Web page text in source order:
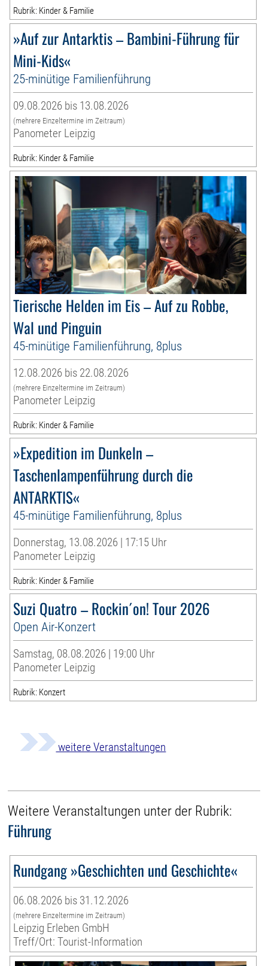
Rubrik: Kinder & Familie
»Auf zur Antarktis – Bambini-Führung für
Mini-Kids«
25-minütige Familienführung
09.08.2026 bis 13.08.2026
(mehrere Einzeltermine im Zeitraum)
Panometer Leipzig
Rubrik: Kinder & Familie
Tierische Helden im Eis – Auf zu Robbe,
Wal und Pinguin
45-minütige Familienführung, 8plus
12.08.2026 bis 22.08.2026
(mehrere Einzeltermine im Zeitraum)
Panometer Leipzig
Rubrik: Kinder & Familie
»Expedition im Dunkeln –
Taschenlampenführung durch die
ANTARKTIS«
45-minütige Familienführung, 8plus
Donnerstag, 13.08.2026 | 17:15 Uhr
Panometer Leipzig
Rubrik: Kinder & Familie
Suzi Quatro – Rockin´on! Tour 2026
Open Air-Konzert
Samstag, 08.08.2026 | 19:00 Uhr
Panometer Leipzig
Rubrik: Konzert
weitere Veranstaltungen
Weitere Veranstaltungen unter der Rubrik:
Führung
Rundgang »Geschichten und Geschichte«
06.08.2026 bis 31.12.2026
(mehrere Einzeltermine im Zeitraum)
Leipzig Erleben GmbH
Treff/Ort: Tourist-Information